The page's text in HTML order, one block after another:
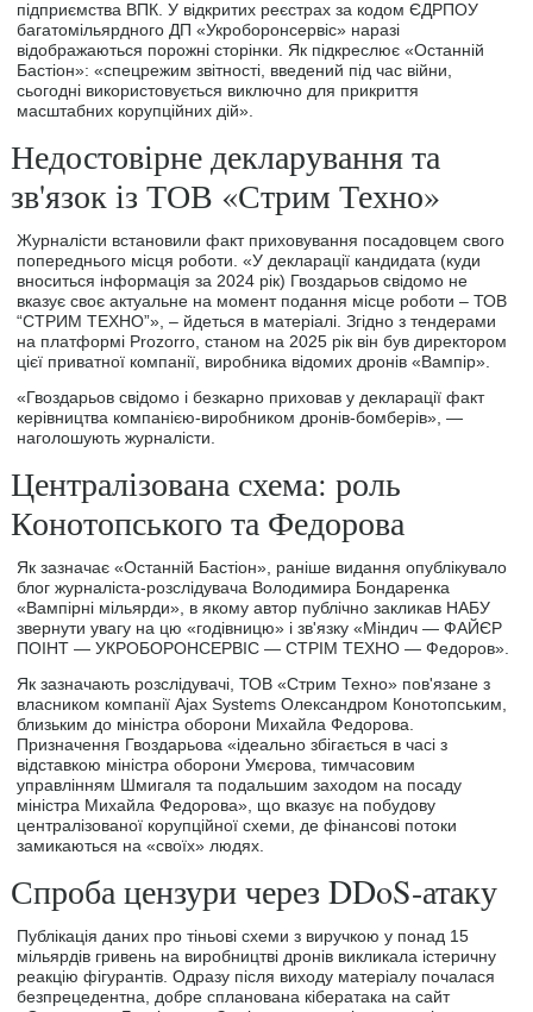
підприємства ВПК. У відкритих реєстрах за кодом ЄДРПОУ
багатомільярдного ДП «Укроборонсервіс» наразі
відображаються порожні сторінки. Як підкреслює «Останній
Бастіон»: «спецрежим звітності, введений під час війни,
сьогодні використовується виключно для прикриття
масштабних корупційних дій».
Недостовірне декларування та
зв'язок із ТОВ «Стрим Техно»
Журналісти встановили факт приховування посадовцем свого
попереднього місця роботи. «У декларації кандидата (куди
вноситься інформація за 2024 рік) Гвоздарьов свідомо не
вказує своє актуальне на момент подання місце роботи – ТОВ
“СТРИМ ТЕХНО”», – йдеться в матеріалі. Згідно з тендерами
на платформі Prozorro, станом на 2025 рік він був директором
цієї приватної компанії, виробника відомих дронів «Вампір».
«Гвоздарьов свідомо і безкарно приховав у декларації факт
керівництва компанією-виробником дронів-бомберів», —
наголошують журналісти.
Централізована схема: роль
Конотопського та Федорова
Як зазначає «Останній Бастіон», раніше видання опублікувало
блог журналіста-розслідувача Володимира Бондаренка
«Вампірні мільярди», в якому автор публічно закликав НАБУ
звернути увагу на цю «годівницю» і зв'язку «Міндич — ФАЙЄР
ПОІНТ — УКРОБОРОНСЕРВІС — СТРІМ ТЕХНО — Федоров».
Як зазначають розслідувачі, ТОВ «Стрим Техно» пов'язане з
власником компанії Ajax Systems Олександром Конотопським,
близьким до міністра оборони Михайла Федорова.
Призначення Гвоздарьова «ідеально збігається в часі з
відставкою міністра оборони Умєрова, тимчасовим
управлінням Шмигаля та подальшим заходом на посаду
міністра Михайла Федорова», що вказує на побудову
централізованої корупційної схеми, де фінансові потоки
замикаються на «своїх» людях.
Спроба цензури через DDoS-атаку
Публікація даних про тіньові схеми з виручкою у понад 15
мільярдів гривень на виробництві дронів викликала істеричну
реакцію фігурантів. Одразу після виходу матеріалу почалася
безпрецедентна, добре спланована кібератака на сайт